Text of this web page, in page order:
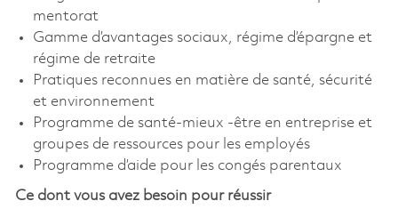
mentorat
Gamme d’avantages sociaux, régime d’épargne et
régime de retraite
Pratiques reconnues en matière de santé, sécurité
et environnement
Programme de santé-mieux -être en entreprise et
groupes de ressources pour les employés
Programme d’aide pour les congés parentaux
Ce dont vous avez besoin pour réussir